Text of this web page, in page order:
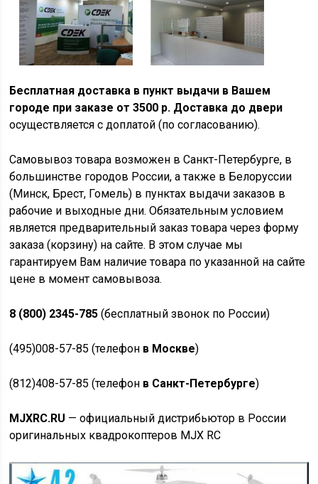
Бесплатная доставка в пункт выдачи в Вашем
городе при заказе от 3500 р. Доставка до двери
осуществляется с доплатой (по согласованию).
Самовывоз товара возможен в Санкт-Петербурге, в
большинстве городов России, а также в Белоруссии
(Минск, Брест, Гомель) в пунктах выдачи заказов в
рабочие и выходные дни. Обязательным условием
является предварительный заказ товара через форму
заказа (корзину) на сайте. В этом случае мы
гарантируем Вам наличие товара по указанной на сайте
цене в момент самовывоза.
8 (800) 2345-785 (бесплатный звонок по России)
(495)008-57-85 (телефон в Москве)
(812)408-57-85 (телефон в Санкт-Петербурге)
MJXRC.RU — официальный дистрибьютор в России
оригинальных квадрокоптеров MJX RC